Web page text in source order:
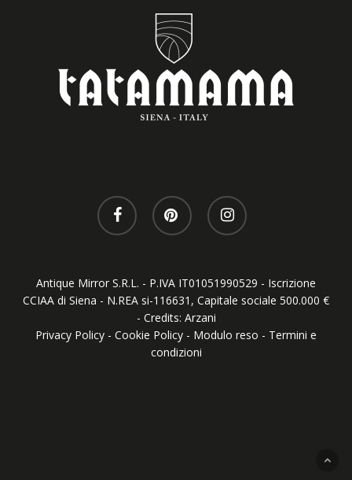
Antique Mirror S.R.L. - P.IVA IT01051990529 - Iscrizione
CCIAA di Siena - N.REA si-116631, Capitale sociale 500.000 €
- Credits: Arzani
Privacy Policy - Cookie Policy - Modulo reso - Termini e
condizioni